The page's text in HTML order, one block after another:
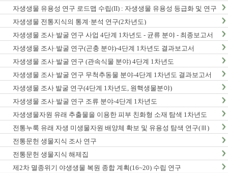
사업
자생생물 유용성 연구 로드맵 수립(II) : 자생생물 유용성 등급화 및 연구
종합계획 수립
자생생물 전통지식의 통계·분석 연구(2차년도)
자생생물 조사·발굴 연구 사업 4단계 1차년도 - 균류 분야 - 최종보고서
자생생물 조사·발굴 연구(곤충 분야)-4단계 1차년도 결과보고서
자생생물 조사·발굴 연구 (관속식물 분야) 4단계 1차년도
자생생물 조사·발굴 연구 무척추동물 분야-4단계 1차년도 결과보고서
자생생물 조사 발굴 연구(4단계 1차년도, 원핵생물분야)
자생생물 조사·발굴 연구 조류 분야-4단계 1차년도
자생생물자원 유래 추출물을 이용한 피부 친화형 소재 탐색 1차년도
전통누룩 유래 자생 미생물자원 배양체 확보 및 유용성 탐색 연구(Ⅲ)
전통문헌 생물지식 조사 연구
전통문헌 생물지식 해제집
제2차 멸종위기 야생생물 복원 종합 계획(16~20) 수립 연구